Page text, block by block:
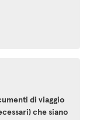
di viaggio
che siano